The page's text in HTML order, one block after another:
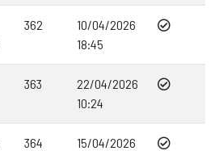
362
10/04/2026
18:45
363
22/04/2026
10:24
364
15/04/2026